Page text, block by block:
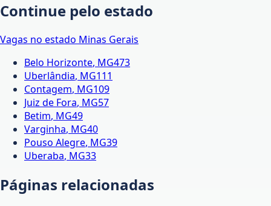
Continue pelo estado
Vagas no estado Minas Gerais
Belo Horizonte, MG473
Uberlândia, MG111
Contagem, MG109
Juiz de Fora, MG57
Betim, MG49
Varginha, MG40
Pouso Alegre, MG39
Uberaba, MG33
Páginas relacionadas